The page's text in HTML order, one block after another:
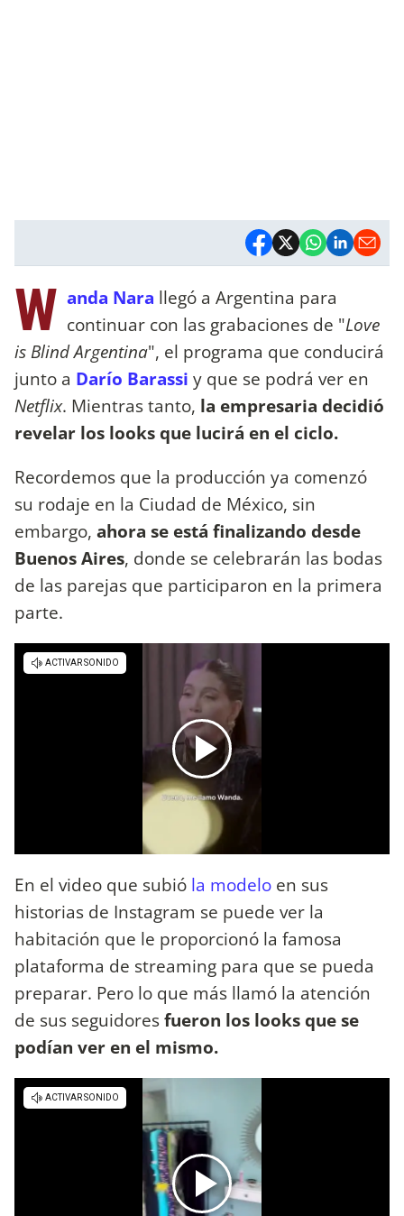
W anda Nara llegó a Argentina para
continuar con las grabaciones de "Love
is Blind Argentina", el programa que conducirá
junto a Darío Barassi y que se podrá ver en
Netflix. Mientras tanto, la empresaria decidió
revelar los looks que lucirá en el ciclo.
Recordemos que la producción ya comenzó
su rodaje en la Ciudad de México, sin
embargo, ahora se está finalizando desde
Buenos Aires, donde se celebrarán las bodas
de las parejas que participaron en la primera
parte.
En el video que subió la modelo en sus
historias de Instagram se puede ver la
habitación que le proporcionó la famosa
plataforma de streaming para que se pueda
preparar. Pero lo que más llamó la atención
de sus seguidoresfueron los looks que se
podían ver en el mismo.